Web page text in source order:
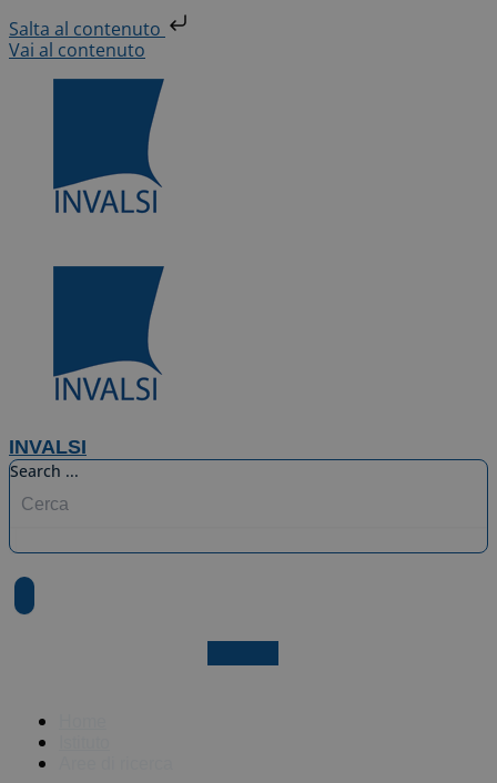
Salta al contenuto
Vai al contenuto
INVALSI
Search ...